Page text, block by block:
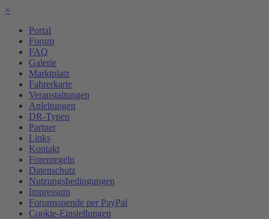
×
Portal
Forum
FAQ
Galerie
Marktplatz
Fahrerkarte
Veranstaltungen
Anleitungen
DR-Typen
Partner
Links
Kontakt
Forenregeln
Datenschutz
Nutzungsbedingungen
Impressum
Forumsspende per PayPal
Cookie-Einstellungen